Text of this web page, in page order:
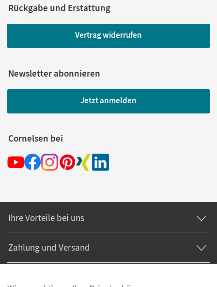
Rückgabe und Erstattung
Vertrag widerrufen
Newsletter abonnieren
Jetzt anmelden
Cornelsen bei
Ihre Vorteile bei uns
Zahlung und Versand